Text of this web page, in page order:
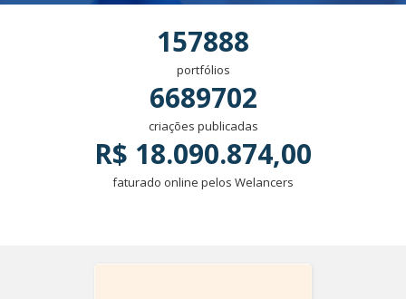
157888
portfólios
6689702
criações publicadas
R$ 18.090.874,00
faturado online pelos Welancers